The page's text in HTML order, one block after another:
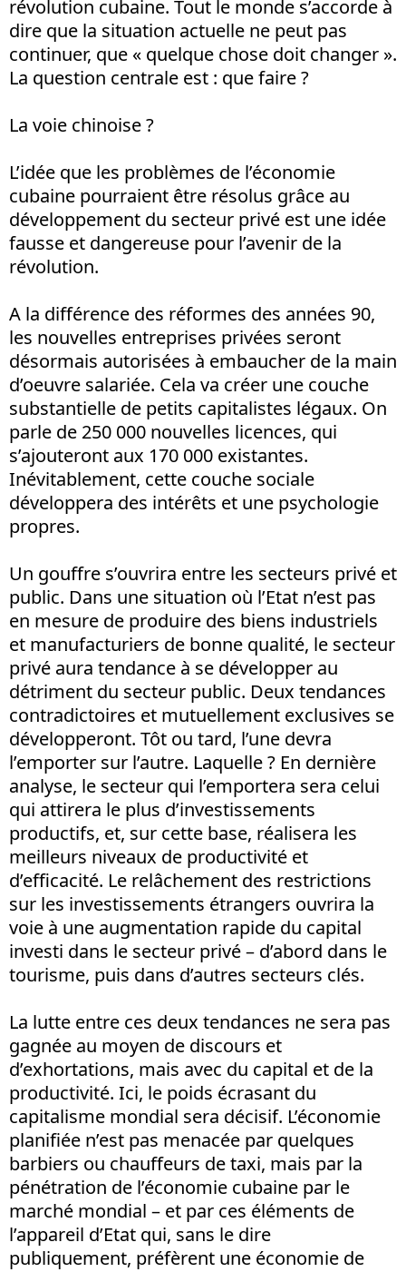
révolution cubaine. Tout le monde s’accorde à
dire que la situation actuelle ne peut pas
continuer, que « quelque chose doit changer ».
La question centrale est : que faire ?
La voie chinoise ?
L’idée que les problèmes de l’économie
cubaine pourraient être résolus grâce au
développement du secteur privé est une idée
fausse et dangereuse pour l’avenir de la
révolution.
A la différence des réformes des années 90,
les nouvelles entreprises privées seront
désormais autorisées à embaucher de la main
d’oeuvre salariée. Cela va créer une couche
substantielle de petits capitalistes légaux. On
parle de 250 000 nouvelles licences, qui
s’ajouteront aux 170 000 existantes.
Inévitablement, cette couche sociale
développera des intérêts et une psychologie
propres.
Un gouffre s’ouvrira entre les secteurs privé et
public. Dans une situation où l’Etat n’est pas
en mesure de produire des biens industriels
et manufacturiers de bonne qualité, le secteur
privé aura tendance à se développer au
détriment du secteur public. Deux tendances
contradictoires et mutuellement exclusives se
développeront. Tôt ou tard, l’une devra
l’emporter sur l’autre. Laquelle ? En dernière
analyse, le secteur qui l’emportera sera celui
qui attirera le plus d’investissements
productifs, et, sur cette base, réalisera les
meilleurs niveaux de productivité et
d’efficacité. Le relâchement des restrictions
sur les investissements étrangers ouvrira la
voie à une augmentation rapide du capital
investi dans le secteur privé – d’abord dans le
tourisme, puis dans d’autres secteurs clés.
La lutte entre ces deux tendances ne sera pas
gagnée au moyen de discours et
d’exhortations, mais avec du capital et de la
productivité. Ici, le poids écrasant du
capitalisme mondial sera décisif. L’économie
planifiée n’est pas menacée par quelques
barbiers ou chauffeurs de taxi, mais par la
pénétration de l’économie cubaine par le
marché mondial – et par ces éléments de
l’appareil d’Etat qui, sans le dire
publiquement, préfèrent une économie de